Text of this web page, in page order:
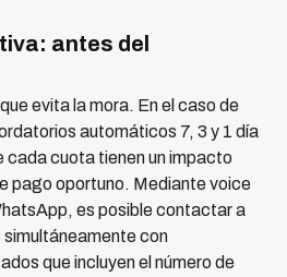
antes del
evita la mora. En el caso de
automáticos 7, 3 y 1 día
cada cuota tienen un impacto
pago oportuno. Mediante voice
es posible contactar a
con
que incluyen el número de